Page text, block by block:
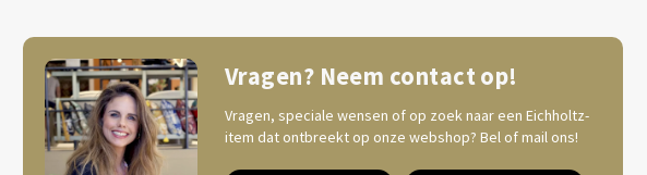
Vragen? Neem contact op!
Vragen, speciale wensen of op zoek naar een Eichholtz-
item dat ontbreekt op onze webshop? Bel of mail ons!